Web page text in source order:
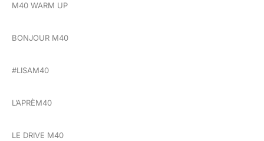
M40 WARM UP
BONJOUR M40
#LISAM40
L’APRÈM40
LE DRIVE M40